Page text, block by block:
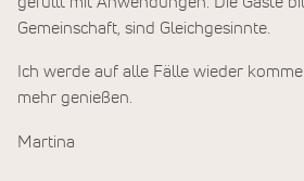
Gemeinschaft, sind Gleichgesinnte.
Ich werde auf alle Fälle wieder
mehr genießen.
Martina